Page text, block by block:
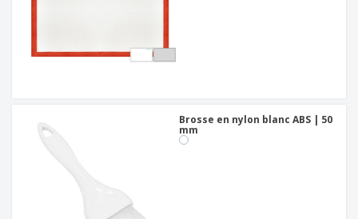
Brosse en nylon blanc ABS | 50
mm